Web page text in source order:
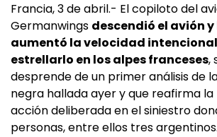
Francia, 3 de abril.- El copiloto del
Germanwings descendió el avión
aumentó la velocidad
estrellarlo en los alpes franceses,
desprende de un primer análisis de
negra hallada ayer y que reafirma la
acción deliberada en el siniestro
personas, entre ellos tres argentinos.